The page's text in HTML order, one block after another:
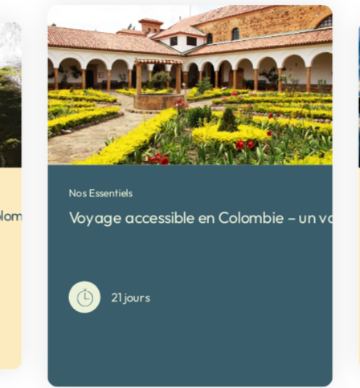
Nos Essentiels
Voyage accessible en Colombie – un
21 jours